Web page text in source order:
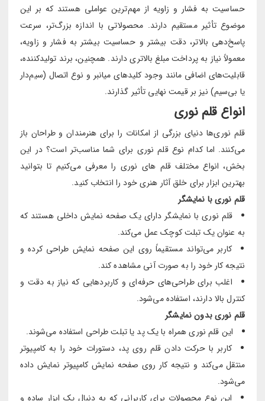
حساسیت به فشار و زاویه از مهم‌ترین عواملی هستند که بر این
موضوع تأثیر مستقیم دارند. محصولاتی با اندازه بزرگ‌تر، سرعت
پاسخ‌دهی بالاتر، دقت بیشتر و حساسیت بیشتر به فشار و زاویه،
معمولاً نیاز به پرداخت مبلغ بالاتری دارند. همچنین، برند تولیدکننده،
قابلیت‌های اضافی مانند وجود کلیدهای میانبر و نوع اتصال (سیم‌دار
یا بی‌سیم) نیز بر قیمت نهایی تأثیر گذارند.
انواع قلم نوری
قلم نوری‌ها دنیای بزرگی از امکانات را برای هنرمندان و طراحان باز
می‌کنند. اما کدام نوع قلم نوری برای شما مناسب‌تر است؟ در این
بخش، انواع مختلف قلم های نوری را معرفی می‌کنیم تا بتوانید
بهترین ابزار برای خلق آثار هنری خود را انتخاب کنید.
قلم نوری با نمایشگر
قلم نوری با نمایشگر دارای یک صفحه نمایش داخلی هستند که
به عنوان یک تبلت کوچک عمل می‌کند.
کاربر می‌تواند مستقیماً روی این صفحه نمایش طراحی کرده و
نتیجه کار خود را به صورت آنی مشاهده کند.
اغلب برای طراحی‌های حرفه‌ای و کاربردهایی که نیاز به دقت و
کنترل بالا دارند، استفاده می‌شود.
قلم نوری بدون نمایشگر
این قلم نوری همراه با یک پد یا تبلت طراحی استفاده می‌شوند.
کاربر با حرکت دادن قلم روی پد، دستورات خود را به کامپیوتر
منتقل می‌کند و نتیجه کار روی صفحه نمایش کامپیوتر نمایش داده
می‌شود.
این نوع محصولات برای کاربرانی که به دنبال یک ابزار ساده و